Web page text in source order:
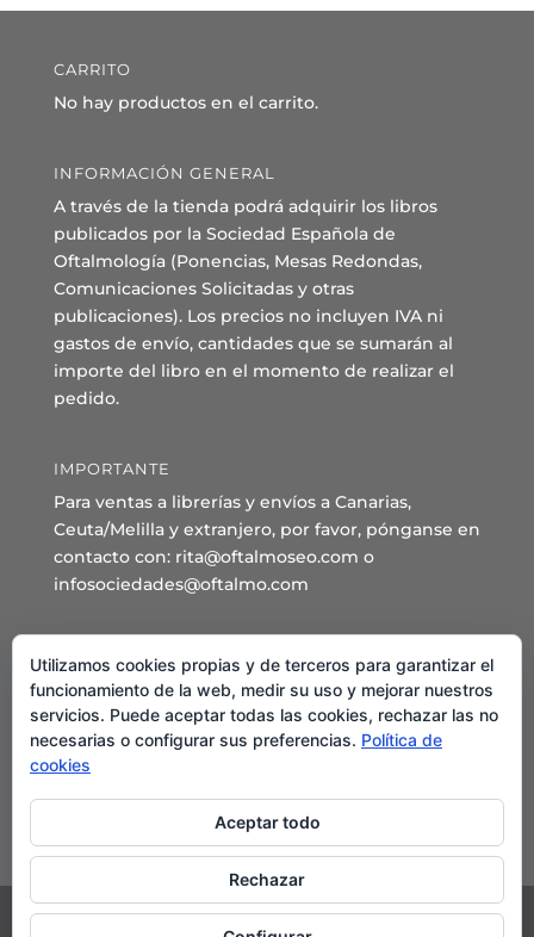
CARRITO
No hay productos en el carrito.
INFORMACIÓN GENERAL
A través de la tienda podrá adquirir los libros
publicados por la Sociedad Española de
Oftalmología (Ponencias, Mesas Redondas,
Comunicaciones Solicitadas y otras
publicaciones). Los precios no incluyen IVA ni
gastos de envío, cantidades que se sumarán al
importe del libro en el momento de realizar el
pedido.
IMPORTANTE
Para ventas a librerías y envíos a Canarias,
Ceuta/Melilla y extranjero, por favor, pónganse en
contacto con: rita@oftalmoseo.com o
infosociedades@oftalmo.com
Sede Administrativa y Secretaría General
C/ Arcipreste de Hita 14 – 1º Derecha.
28015 – Madrid
Teléfono: 91 544 80 35 - 91 544 58 79
Mail:
Utilizamos cookies propias y de terceros para garantizar el
funcionamiento de la web, medir su uso y mejorar nuestros
servicios. Puede aceptar todas las cookies, rechazar las no
necesarias o configurar sus preferencias. Política de
cookies
Aceptar todo
Rechazar